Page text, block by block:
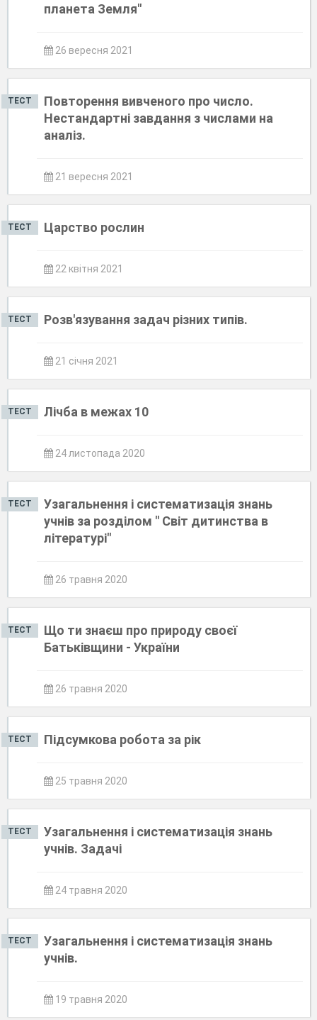
планета Земля"
26 вересня 2021
ТЕСТ
Повторення вивченого про число.
Нестандартні завдання з числами на
аналіз.
21 вересня 2021
ТЕСТ Царство рослин
22 квітня 2021
ТЕСТ Розв'язування задач різних типів.
21 січня 2021
ТЕСТ Лічба в межах 10
24 листопада 2020
ТЕСТ
Узагальнення і систематизація знань
учнів за розділом " Світ дитинства в
літературі"
26 травня 2020
ТЕСТ
Що ти знаєш про природу своєї
Батьківщини - України
26 травня 2020
ТЕСТ Підсумкова робота за рік
25 травня 2020
ТЕСТ
Узагальнення і систематизація знань
учнів. Задачі
24 травня 2020
ТЕСТ
Узагальнення і систематизація знань
учнів.
19 травня 2020